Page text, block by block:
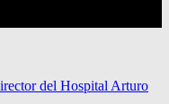
del Hospital Arturo